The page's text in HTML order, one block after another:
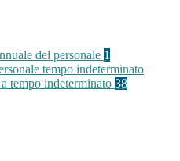
del personale 1
tempo indeterminato
tempo indeterminato 38